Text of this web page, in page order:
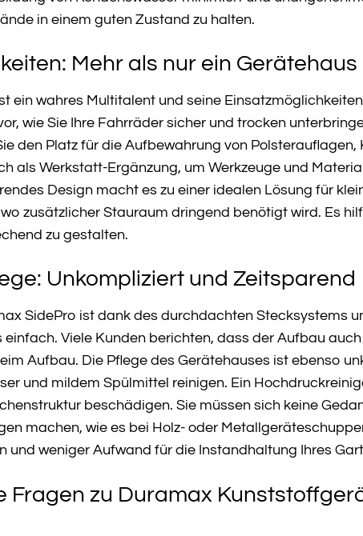
in einem guten Zustand zu halten.
Mehr als nur ein Gerätehaus
ein wahres Multitalent und seine
wie Sie Ihre Fahrräder sicher und trocken
den Platz für die Aufbewahrung von
als Werkstatt-Ergänzung, um Werkzeuge und
Design macht es zu einer idealen Lösung für
zusätzlicher Stauraum dringend benötigt wird. Es
zu gestalten.
Unkompliziert und Zeitsparend
SidePro ist dank des durchdachten Stecksystems
Viele Kunden berichten, dass der Aufbau
Aufbau. Die Pflege des Gerätehauses ist ebenso
und mildem Spülmittel reinigen. Ein
beschädigen. Sie müssen sich keine
machen, wie es bei Holz- oder
und weniger Aufwand für die Instandhaltung Ihres
Fragen zu Duramax